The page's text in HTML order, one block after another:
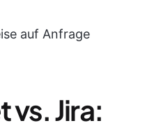
auf Anfrage
Jira: